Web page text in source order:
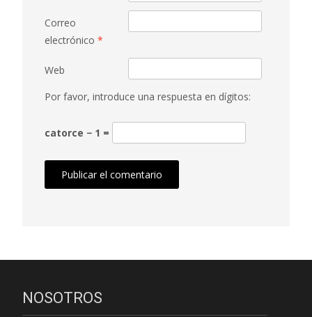
Correo
electrónico *
Web
Por favor, introduce una respuesta en dígitos:
catorce − 1 =
NOSOTROS